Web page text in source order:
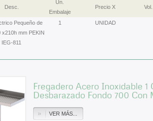
Desc.
Un.
Embalaje
Precio X Vol.
Pequeño de
x210h mm PEKIN
IEG-811
1 UNIDAD
Fregadero Acero Inoxidable 1
Desbarazado Fondo 700 Con
VER MÁS...